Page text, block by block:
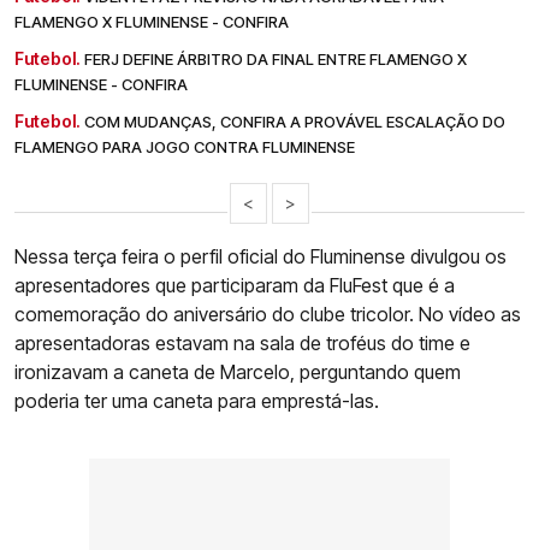
FLAMENGO X FLUMINENSE - CONFIRA
Futebol. FERJ DEFINE ÁRBITRO DA FINAL ENTRE FLAMENGO X
FLUMINENSE - CONFIRA
Futebol. COM MUDANÇAS, CONFIRA A PROVÁVEL ESCALAÇÃO DO
FLAMENGO PARA JOGO CONTRA FLUMINENSE
< >
Nessa terça feira o perfil oficial do Fluminense divulgou os
apresentadores que participaram da FluFest que é a
comemoração do aniversário do clube tricolor. No vídeo as
apresentadoras estavam na sala de troféus do time e
ironizavam a caneta de Marcelo, perguntando quem
poderia ter uma caneta para emprestá-las.